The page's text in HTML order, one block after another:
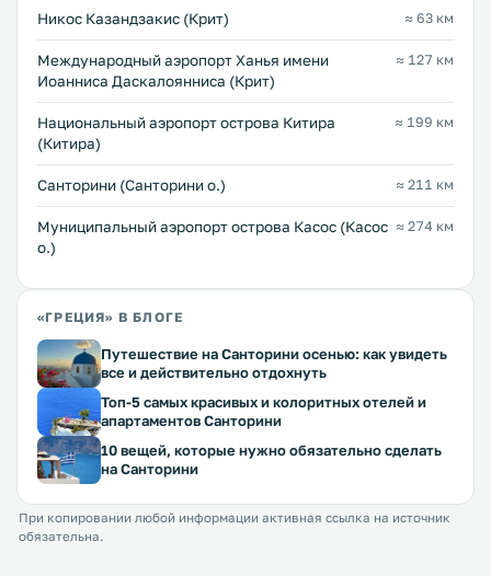
Никос Казандзакис (Крит) ≈ 63 км
Международный аэропорт Ханья имени
Иоанниса Даскалоянниса (Крит)
≈ 127 км
Национальный аэропорт острова Китира
(Китира)
≈ 199 км
Санторини (Санторини о.) ≈ 211 км
Муниципальный аэропорт острова Касос (Касос
о.)
≈ 274 км
«ГРЕЦИЯ» В БЛОГЕ
Путешествие на Санторини осенью: как увидеть
все и действительно отдохнуть
Топ-5 самых красивых и колоритных отелей и
апартаментов Санторини
10 вещей, которые нужно обязательно сделать
на Санторини
При копировании любой информации активная ссылка на источник
обязательна.